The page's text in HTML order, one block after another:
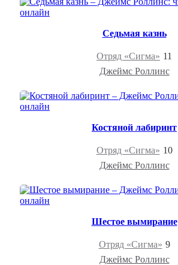
Седьмая казнь
Отряд «Сигма» 11
Джеймс Роллинс
Костяной лабиринт
Отряд «Сигма» 10
Джеймс Роллинс
Шестое вымирание
Отряд «Сигма» 9
Джеймс Роллинс